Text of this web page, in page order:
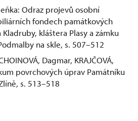
Odraz projevů osobní
fondech památkových
kláštera Plasy a zámku
na skle, s. 507–512
Dagmar, KRAJČOVÁ,
povrchových úprav Památníku
s. 513–518